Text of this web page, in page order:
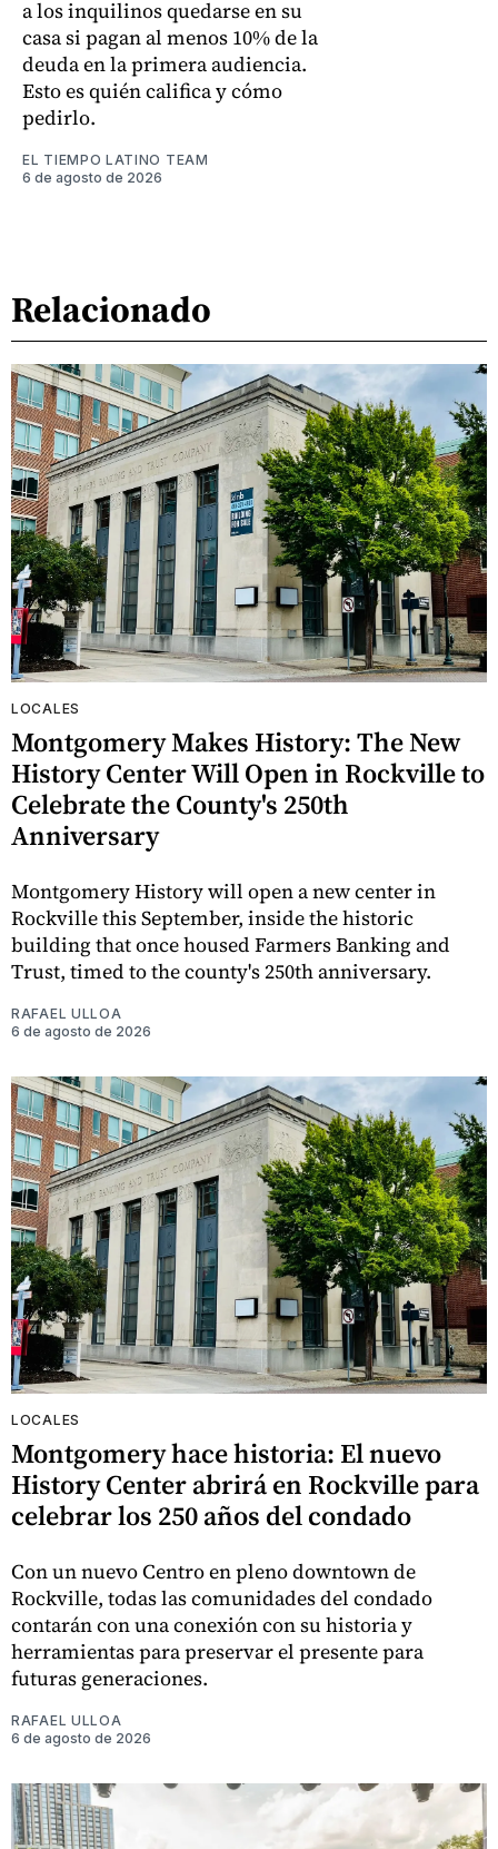
a los inquilinos quedarse en su
casa si pagan al menos 10% de la
deuda en la primera audiencia.
Esto es quién califica y cómo
pedirlo.
EL TIEMPO LATINO TEAM
6 de agosto de 2026
Relacionado
LOCALES
Montgomery Makes History: The New
History Center Will Open in Rockville to
Celebrate the County's 250th
Anniversary
Montgomery History will open a new center in
Rockville this September, inside the historic
building that once housed Farmers Banking and
Trust, timed to the county's 250th anniversary.
RAFAEL ULLOA
6 de agosto de 2026
LOCALES
Montgomery hace historia: El nuevo
History Center abrirá en Rockville para
celebrar los 250 años del condado
Con un nuevo Centro en pleno downtown de
Rockville, todas las comunidades del condado
contarán con una conexión con su historia y
herramientas para preservar el presente para
futuras generaciones.
RAFAEL ULLOA
6 de agosto de 2026